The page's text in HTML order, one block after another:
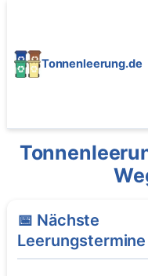
Tonnenleerung.de
📅 Nächste
Leerungstermine